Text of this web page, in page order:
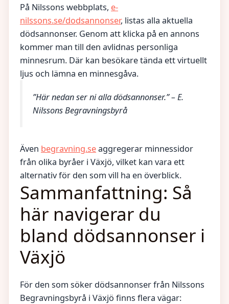
På Nilssons webbplats, e-
nilssons.se/dodsannonser, listas alla aktuella
dödsannonser. Genom att klicka på en annons
kommer man till den avlidnas personliga
minnesrum. Där kan besökare tända ett virtuellt
ljus och lämna en minnesgåva.
”Här nedan ser ni alla dödsannonser.” – E.
Nilssons Begravningsbyrå
Även begravning.seaggregerar minnessidor
från olika byråer i Växjö, vilket kan vara ett
alternativ för den som vill ha en överblick.
Sammanfattning: Så
här navigerar du
bland dödsannonser i
Växjö
För den som söker dödsannonser från Nilssons
Begravningsbyrå i Växjö finns flera vägar: